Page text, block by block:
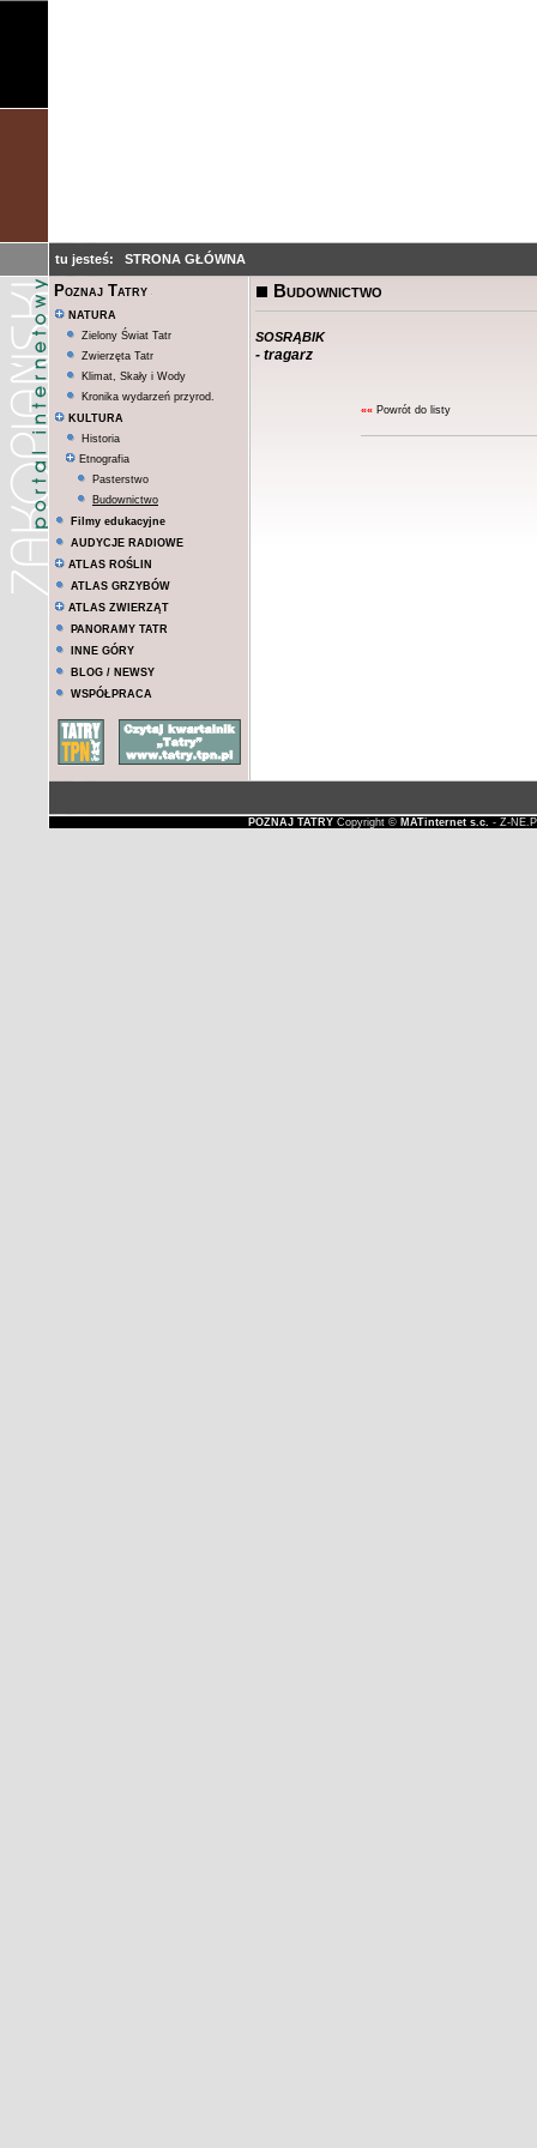
tu jesteś: STRONA GŁÓWNA
Poznaj Tatry
NATURA
Zielony Świat Tatr
Zwierzęta Tatr
Klimat, Skały i Wody
Kronika wydarzeń przyrod.
KULTURA
Historia
Etnografia
Pasterstwo
Budownictwo
Filmy edukacyjne
AUDYCJE RADIOWE
ATLAS ROŚLIN
ATLAS GRZYBÓW
ATLAS ZWIERZĄT
PANORAMY TATR
INNE GÓRY
BLOG / NEWSY
WSPÓŁPRACA
Budownictwo
sosrąbik
- tragarz
«« Powrót do listy
POZNAJ TATRYCopyright © MATinternet s.c. - Z-